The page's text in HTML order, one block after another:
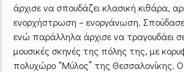
άρχισε να σπουδάζει κλασική κιθάρα,
ενορχήστρωση – ενοργάνωση. Σπούδασε
ενώ παράλληλα άρχισε να τραγουδάει
μουσικές σκηνές της πόλης της, με
πολυχώρο “Μύλος” της Θεσσαλονίκης.